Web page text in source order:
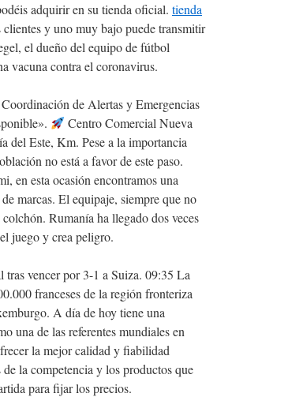
adquirir en su tienda oficial. tienda
y uno muy bajo puede transmitir
el dueño del equipo de fútbol
vacuna contra el coronavirus.
de Alertas y Emergencias
Centro Comercial Nueva
del Este, Km. Pese a la importancia
no está a favor de este paso.
en esta ocasión encontramos una
marcas. El equipaje, siempre que no
Rumanía ha llegado dos veces
juego y crea peligro.
vencer por 3-1 a Suiza. 09:35 La
franceses de la región fronteriza
A día de hoy tiene una
una de las referentes mundiales en
la mejor calidad y fiabilidad
la competencia y los productos que
para fijar los precios.